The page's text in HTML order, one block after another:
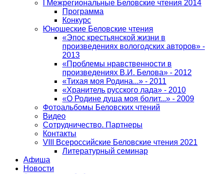
I Межрегиональные Беловские чтения 2014
Программа
Конкурс
Юношеские Беловские чтения
«Эпос крестьянской жизни в
произведениях вологодских авторов» -
2013
«Проблемы нравственности в
произведениях В.И. Белова» - 2012
«Тихая моя Родина...» - 2011
«Хранитель русского лада» - 2010
«О Родине душа моя болит...» - 2009
Фотоальбомы Беловских чтений
Видео
Сотрудничество. Партнеры
Контакты
VIII Всероссийские Беловские чтения 2021
Литературный семинар
Афиша
Новости